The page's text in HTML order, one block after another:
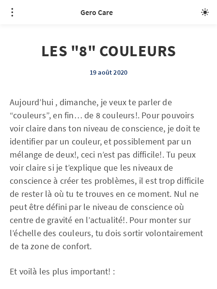
Gero Care
LES "8" COULEURS
19 août 2020
Aujourd’hui , dimanche, je veux te parler de
“couleurs”, en fin… de 8 couleurs!. Pour pouvoirs
voir claire dans ton niveau de conscience, je doit te
identifier par un couleur, et possiblement par un
mélange de deux!, ceci n’est pas difficile!.Tu peux
voir claire si je t’explique que les niveaux de
conscience à créer tes problèmes, il est trop difficile
de rester là où tu te trouves en ce moment. Nul ne
peut être défini par le niveau de conscience où
centre de gravité en l’actualité!. Pour monter sur
l’échelle des couleurs, tu dois sortir volontairement
de ta zone de confort.
Et voilà les plus important! :